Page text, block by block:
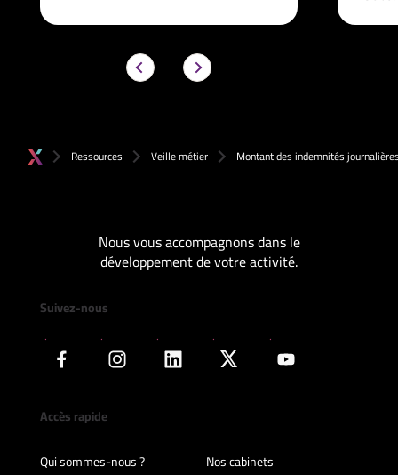
Ressources Veille métier Montant des indemnités
Nous vous accompagnons dans le
développement de votre activité.
Suivez-nous
Accès rapide
Qui sommes-nous ?
Nos cabinets